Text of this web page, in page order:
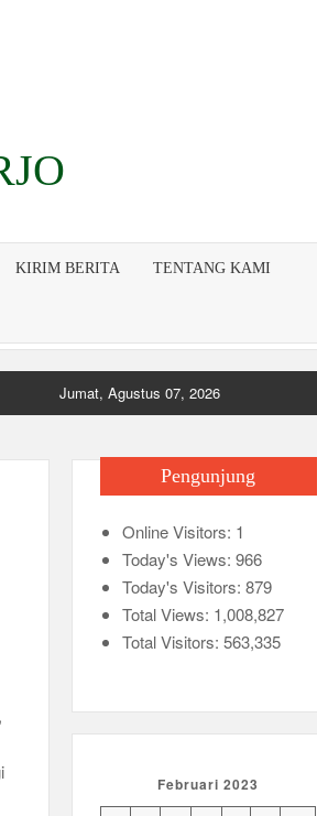
KIRIM BERITA TENTANG KAMI
Jumat, Agustus 07, 2026
Pengunjung
Online Visitors: 1
Today's Views: 966
Today's Visitors: 879
Total Views: 1,008,827
Total Visitors: 563,335
Februari 2023